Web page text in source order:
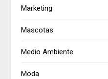
Marketing
Mascotas
Medio Ambiente
Moda